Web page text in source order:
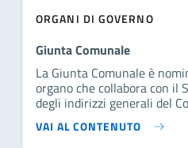
ORGANI DI GOVERNO
Giunta Comunale
La Giunta Comunale è
organo che collabora con il
degli indirizzi generali del
VAI AL CONTENUTO